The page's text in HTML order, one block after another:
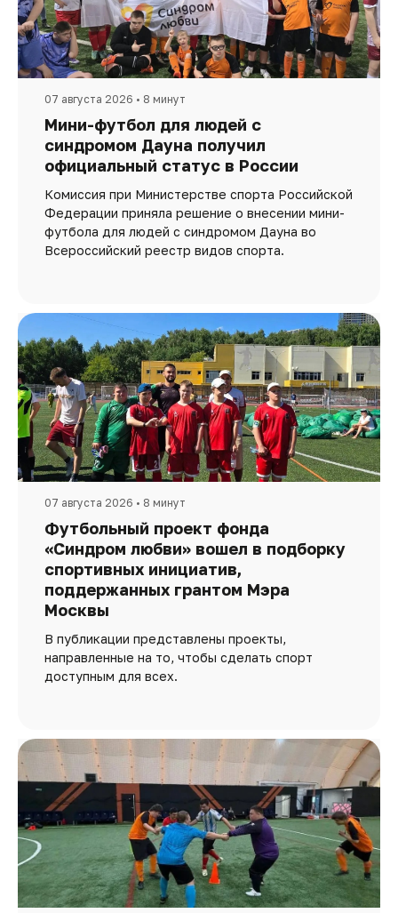
07 августа 2026 • 8 минут
Мини-футбол для людей с
синдромом Дауна получил
официальный статус в России
Комиссия при Министерстве спорта Российской
Федерации приняла решение о внесении мини-
футбола для людей с синдромом Дауна во
Всероссийский реестр видов спорта.
07 августа 2026 • 8 минут
Футбольный проект фонда
«Синдром любви» вошел в подборку
спортивных инициатив,
поддержанных грантом Мэра
Москвы
В публикации представлены проекты,
направленные на то, чтобы сделать спорт
доступным для всех.